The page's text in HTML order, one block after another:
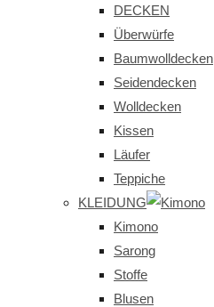
DECKEN
Überwürfe
Baumwolldecken
Seidendecken
Wolldecken
Kissen
Läufer
Teppiche
KLEIDUNG
Kimono
Sarong
Stoffe
Blusen